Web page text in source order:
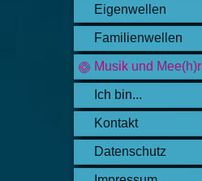
Eigenwellen
Familienwellen
Musik und Mee(h)r
Ich bin...
Kontakt
Datenschutz